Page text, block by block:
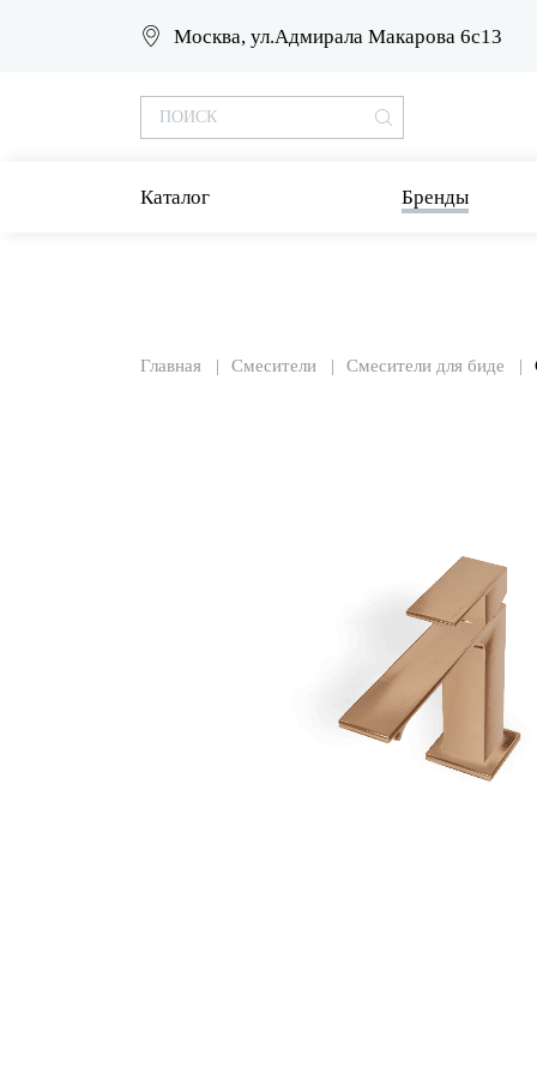
Москва, ул.Адмирала Макарова 6с13
Каталог Бренды
Главная Смесители Смесители для биде